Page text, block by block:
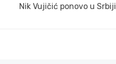
Next
Nik Vujičić ponovo u Srbiji